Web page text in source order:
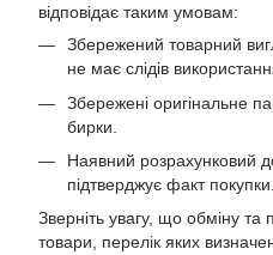
відповідає таким умовам:
Збережений товарний
не має слідів
Збережені оригінальне
бирки.
Наявний розрахунковий
підтверджує факт покупки.
Зверніть увагу, що обміну
товари, перелік яких